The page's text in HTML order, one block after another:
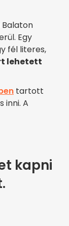
Balaton
Egy
fél literes,
lehetett
tartott
inni. A
kapni